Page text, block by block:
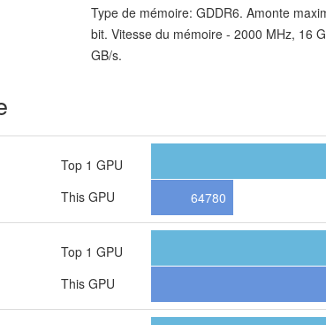
Type de mémoire: GDDR6. Amonte
bit. Vitesse du mémoire - 2000 MHz, 16
GB/s.
Top 1 GPU
This GPU
64780
Top 1 GPU
This GPU